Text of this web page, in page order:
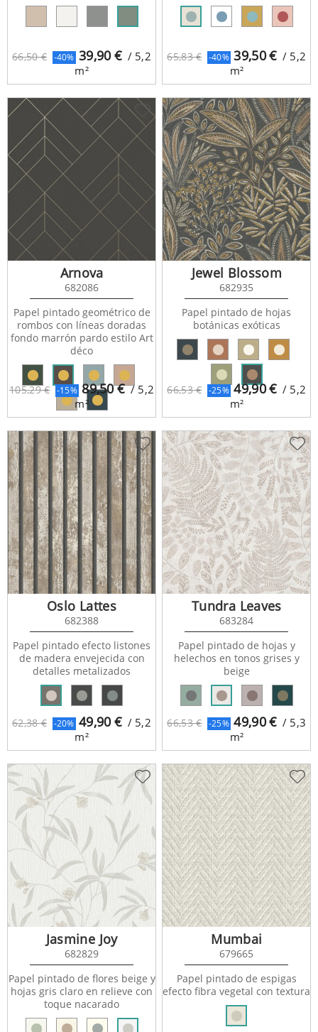
66,50 € -40% 39,90€ / 5,2
m²
65,83 € -40% 39,50€ / 5,2
m²
105,29 € -15% 89,50€ / 5,2
m²
Arnova
682086
Papel pintado geométrico de
rombos con líneas doradas
fondo marrón pardo estilo Art
déco
66,53 € -25% 49,90€ / 5,2
m²
Jewel Blossom
682935
Papel pintado de hojas
botánicas exóticas
62,38 € -20% 49,90€ / 5,2
m²
Oslo Lattes
682388
Papel pintado efecto listones
de madera envejecida con
detalles metalizados
66,53 € -25% 49,90€ / 5,3
m²
Tundra Leaves
683284
Papel pintado de hojas y
helechos en tonos grises y
beige
Jasmine Joy
682829
Papel pintado de flores beige y
hojas gris claro en relieve con
toque nacarado
Mumbai
679665
Papel pintado de espigas
efecto fibra vegetal con textura